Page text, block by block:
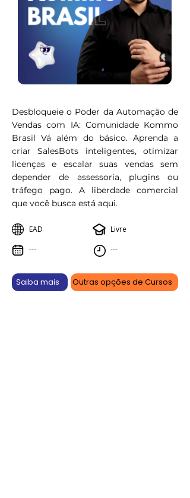
Desbloqueie o Poder da Automação de
Vendas com IA: Comunidade Kommo
Brasil Vá além do básico. Aprenda a
criar SalesBots inteligentes, otimizar
licenças e escalar suas vendas sem
depender de assessoria, plugins ou
tráfego pago. A liberdade comercial
que você busca está aqui.
EAD
---
Livre
---
Saiba mais Outras opções de Cursos